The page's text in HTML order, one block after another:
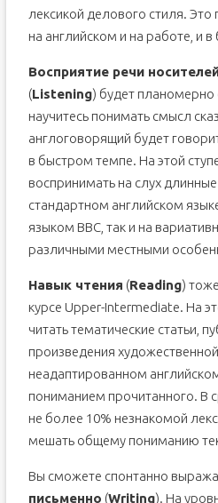
лексикой делового стиля.
на английском и на работе, и в
Восприятие речи
(Listening) будет планомерно
научитесь понимать смысл
англоговорящий будет
в быстром темпе. На этой
воспринимать на слух длинные
стандартном английском
языком BBC, так и на
различными местными
Навык чтения (Reading)
курсе Upper-Intermediate. На
читать тематические статьи,
произведения
неадаптированном
пониманием прочитанного. В
не более 10% незнакомой
мешать общему пониманию
Вы сможете спонтанно
письменно (Writing). На